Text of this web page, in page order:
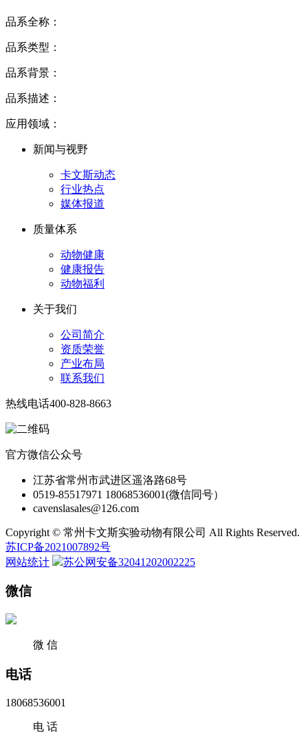
品系全称：
品系类型：
品系背景：
品系描述：
应用领域：
新闻与视野
卡文斯动态
行业热点
媒体报道
质量体系
动物健康
健康报告
动物福利
关于我们
公司简介
资质荣誉
产业布局
联系我们
热线电话400-828-8663
官方微信公众号
江苏省常州市武进区遥洛路68号
0519-85517971 18068536001(微信同号）
cavenslasales@126.com
Copyright © 常州卡文斯实验动物有限公司 All Rights Reserved.
苏ICP备2021007892号
网站统计
苏公网安备32041202002225
微信
微 信
电话
18068536001
电 话